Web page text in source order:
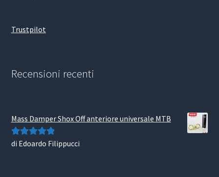
Trustpilot
Recensioni recenti
Mass Damper Shox Off anteriore universale MTB
Valutato5su
di Edoardo Filippucci